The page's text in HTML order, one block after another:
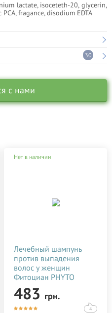
lactate, isoceteth-20, glycerin,
fragance, disodium EDTA
30
с нами
Нет в наличии
Лечебный шампунь
против выпадения
волос у женщин
Фитоциан PHYTO
Phytocyane Serum
Antichute 200 мл
483 грн.
4